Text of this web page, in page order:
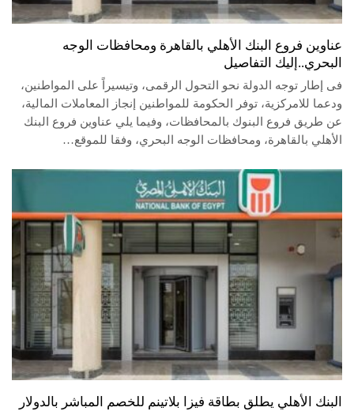
عناوين فروع البنك الأهلي بالقاهرة ومحافظات الوجه
البحري..إليك التفاصيل
فى إطار توجه الدولة نحو التحول الرقمى، وتيسيراً على المواطنين،
ودعما للامركزية، توفر الحكومة للمواطنين إنجاز المعاملات المالية،
عن طريق فروع البنوك بالمحافظات، وفيما يلي عناوين فروع البنك
الأهلي بالقاهرة، ومحافظات الوجه البحري، وفقا للموقع…
البنك الأهلي يطلق بطاقة فيزا بلاتينم للخصم المباشر بالدولار